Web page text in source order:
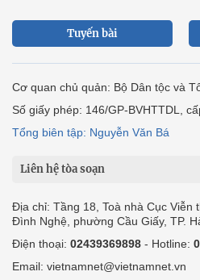
Tuyến bài
Cơ quan chủ quản: Bộ Dân tộc và
Số giấy phép: 146/GP-BVHTTDL,
Tổng biên tập: Nguyễn Văn Bá
Liên hệ tòa soạn
Địa chỉ: Tầng 18, Toà nhà Cục Viễn
Đình Nghệ, phường Cầu Giấy, TP.
Điện thoại: 02439369898 - Hotline:
Email: vietnamnet@vietnamnet.vn